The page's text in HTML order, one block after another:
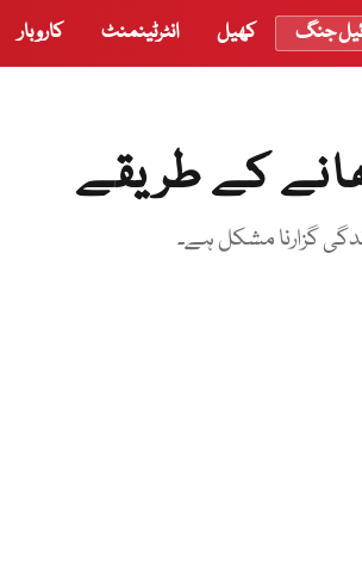
جنگ کھیل انٹرٹینمنٹ کاروبار
کے طریقے
گزارنا مشکل ہے۔